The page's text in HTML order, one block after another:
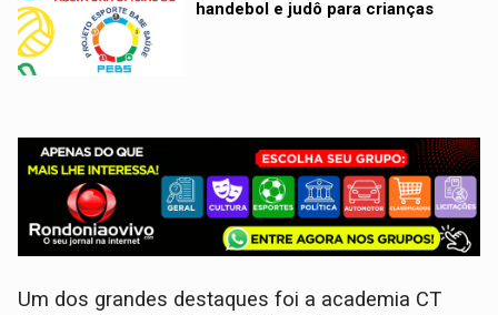
handebol e judô para crianças
Um dos grandes destaques foi a academia CT